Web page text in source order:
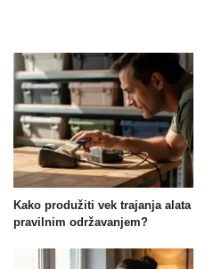
Kako produžiti vek trajanja alata
pravilnim održavanjem?